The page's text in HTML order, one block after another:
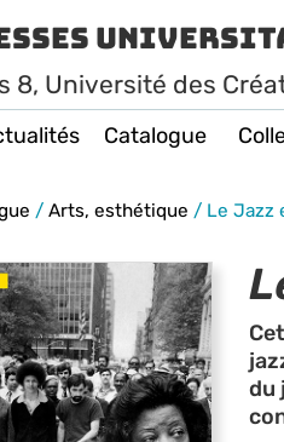
8, Université des
Catalogue
/ Arts, esthétique / Le Jazz
du